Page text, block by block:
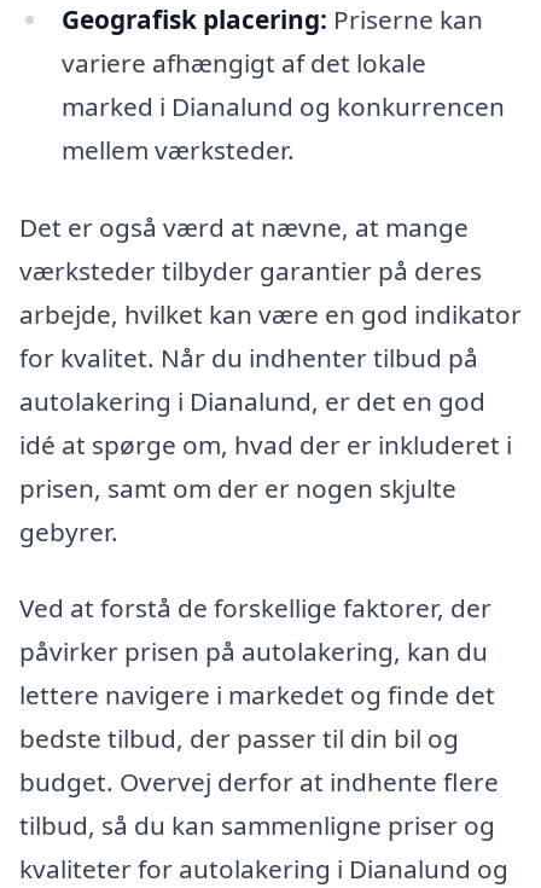
Geografisk placering: Priserne kan
variere afhængigt af det lokale
marked i Dianalund og konkurrencen
mellem værksteder.
Det er også værd at nævne, at mange
værksteder tilbyder garantier på deres
arbejde, hvilket kan være en god indikator
for kvalitet. Når du indhenter tilbud på
autolakering i Dianalund, er det en god
idé at spørge om, hvad der er inkluderet i
prisen, samt om der er nogen skjulte
gebyrer.
Ved at forstå de forskellige faktorer, der
påvirker prisen på autolakering, kan du
lettere navigere i markedet og finde det
bedste tilbud, der passer til din bil og
budget. Overvej derfor at indhente flere
tilbud, så du kan sammenligne priser og
kvaliteter for autolakering i Dianalund og